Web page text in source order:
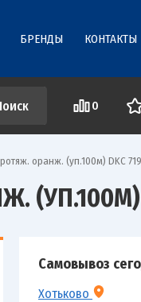
БРЕНДЫ КОНТАКТЫ
0
оранж. (уп.100м) DKC
Самовывоз
Хотьково